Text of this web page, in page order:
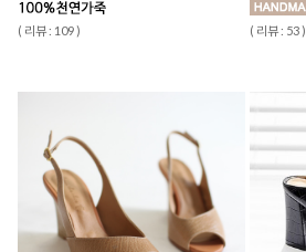
( 리뷰 : 109 ) ( 리뷰 : 53 )